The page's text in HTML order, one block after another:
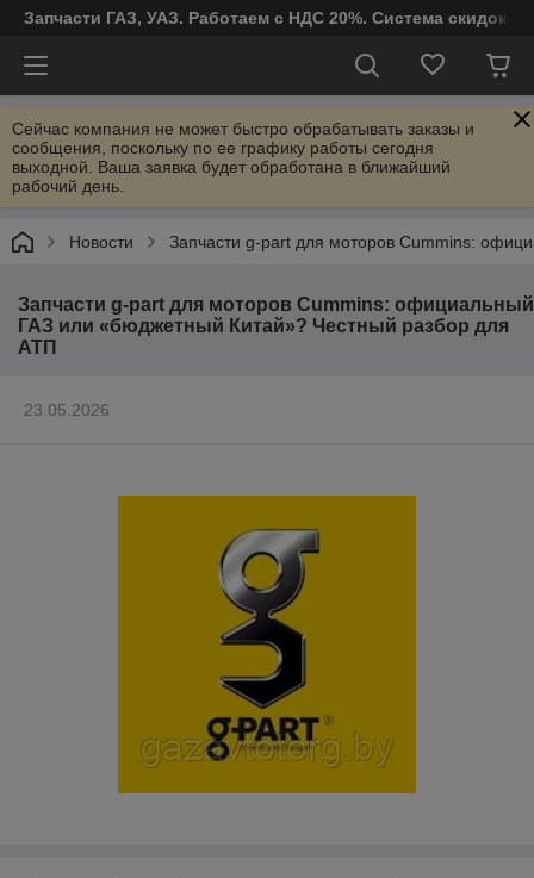
Запчасти ГАЗ, УАЗ. Работаем с НДС 20%. Система скидок
Сейчас компания не может быстро обрабатывать заказы и
сообщения, поскольку по ее графику работы сегодня
выходной. Ваша заявка будет обработана в ближайший
рабочий день.
Новости Запчасти g-part для моторов Cummins:
Запчасти g-part для моторов Cummins: официальный
ГАЗ или «бюджетный Китай»? Честный разбор для
АТП
23.05.2026